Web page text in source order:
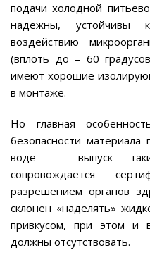
подачи холодной
надежны, устойчивы
воздействию
(вплоть до – 60
имеют хорошие
в монтаже.
Но главная
безопасности
воде – выпуск
сопровождается
разрешением органов
склонен «наделять»
привкусом, при этом и
должны отсутствовать.